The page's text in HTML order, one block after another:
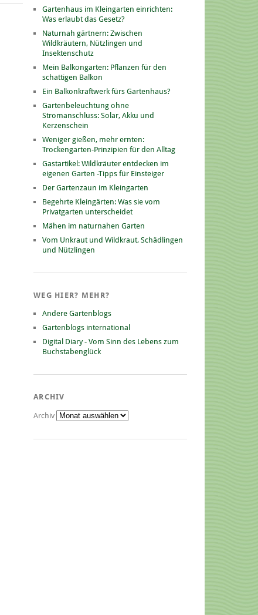
Gartenhaus im Kleingarten einrichten:
Was erlaubt das Gesetz?
Naturnah gärtnern: Zwischen
Wildkräutern, Nützlingen und
Insektenschutz
Mein Balkongarten: Pflanzen für den
schattigen Balkon
Ein Balkonkraftwerk fürs Gartenhaus?
Gartenbeleuchtung ohne
Stromanschluss: Solar, Akku und
Kerzenschein
Weniger gießen, mehr ernten:
Trockengarten-Prinzipien für den Alltag
Gastartikel: Wildkräuter entdecken im
eigenen Garten -Tipps für Einsteiger
Der Gartenzaun im Kleingarten
Begehrte Kleingärten: Was sie vom
Privatgarten unterscheidet
Mähen im naturnahen Garten
Vom Unkraut und Wildkraut, Schädlingen
und Nützlingen
WEG HIER? MEHR?
Andere Gartenblogs
Gartenblogs international
Digital Diary - Vom Sinn des Lebens zum
Buchstabenglück
ARCHIV
Archiv